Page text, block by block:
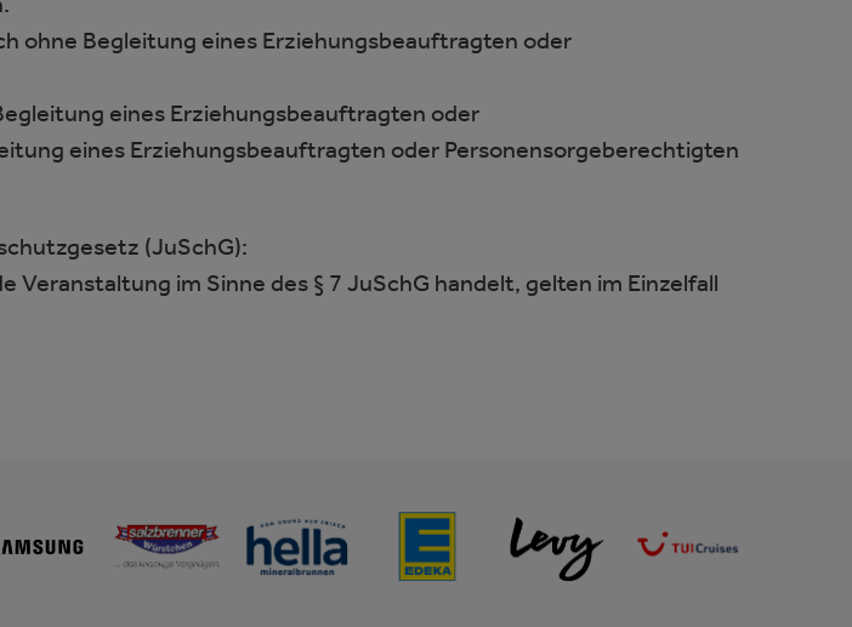
ohne Begleitung eines Erziehungsbeauftragten oder
eines Erziehungsbeauftragten oder
eines Erziehungsbeauftragten oder Personensorgeberechtigten
(JuSchG):
im Sinne des § 7 JuSchG handelt, gelten im Einzelfall